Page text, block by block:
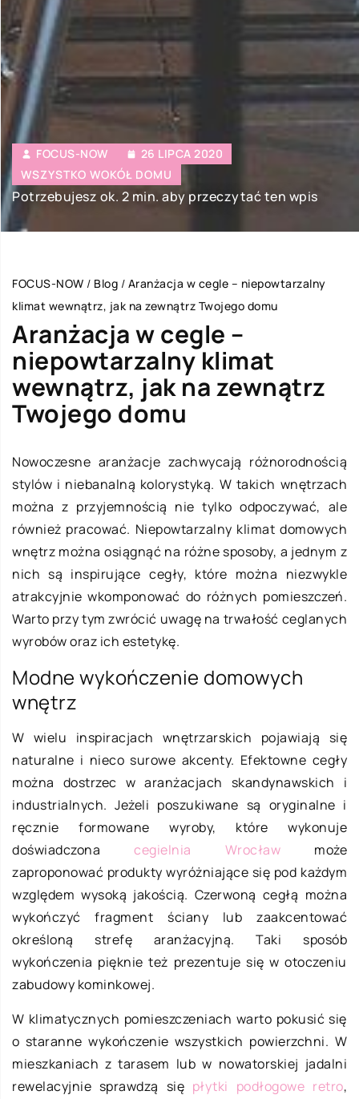
FOCUS-NOW
26 LIPCA 2020
WSZYSTKO WOKÓŁ DOMU
Potrzebujesz ok. 2 min. aby przeczytać ten wpis
FOCUS-NOW / Blog / Aranżacja w cegle – niepowtarzalny
klimat wewnątrz, jak na zewnątrz Twojego domu
Aranżacja w cegle –
niepowtarzalny klimat
wewnątrz, jak na zewnątrz
Twojego domu
Nowoczesne aranżacje zachwycają różnorodnością
stylów i niebanalną kolorystyką. W takich wnętrzach
można z przyjemnością nie tylko odpoczywać, ale
również pracować. Niepowtarzalny klimat domowych
wnętrz można osiągnąć na różne sposoby, a jednym z
nich są inspirujące cegły, które można niezwykle
atrakcyjnie wkomponować do różnych pomieszczeń.
Warto przy tym zwrócić uwagę na trwałość ceglanych
wyrobów oraz ich estetykę.
Modne wykończenie domowych
wnętrz
W wielu inspiracjach wnętrzarskich pojawiają się
naturalne i nieco surowe akcenty. Efektowne cegły
można dostrzec w aranżacjach skandynawskich i
industrialnych. Jeżeli poszukiwane są oryginalne i
ręcznie formowane wyroby, które wykonuje
doświadczona cegielnia Wrocław może
zaproponować produkty wyróżniające się pod każdym
względem wysoką jakością. Czerwoną cegłą można
wykończyć fragment ściany lub zaakcentować
określoną strefę aranżacyjną. Taki sposób
wykończenia pięknie też prezentuje się w otoczeniu
zabudowy kominkowej.
W klimatycznych pomieszczeniach warto pokusić się
o staranne wykończenie wszystkich powierzchni. W
mieszkaniach z tarasem lub w nowatorskiej jadalni
rewelacyjnie sprawdzą się płytki podłogowe retro,